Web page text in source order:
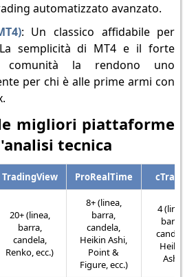
automatizzato avanzato.
: Un classico affidabile per
semplicità di MT4 e il forte
comunità la rendono uno
per chi è alle prime armi con
migliori piattaforme
tecnica
TradingView ProRealTime
20+ (linea,
barra,
candela,
Renko, ecc.)
8+ (linea,
barra,
candela,
Heikin Ashi,
Point &
Figure, ecc.)
4
barra,
Ashi)